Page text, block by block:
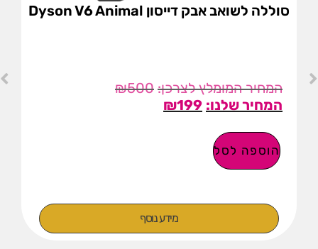
סוללה לשואב אבק דייסון Dyson V6 Animal
₪500
₪199
הוספה לסל
מידע נוסף